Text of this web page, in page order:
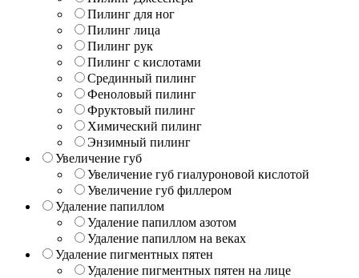
Пилинг для ног
Пилинг лица
Пилинг рук
Пилинг с кислотами
Срединный пилинг
Феноловый пилинг
Фруктовый пилинг
Химический пилинг
Энзимный пилинг
Увеличение губ
Увеличение губ гиалуроновой кислотой
Увеличение губ филлером
Удаление папиллом
Удаление папиллом азотом
Удаление папиллом на веках
Удаление пигментных пятен
Удаление пигментных пятен на лице